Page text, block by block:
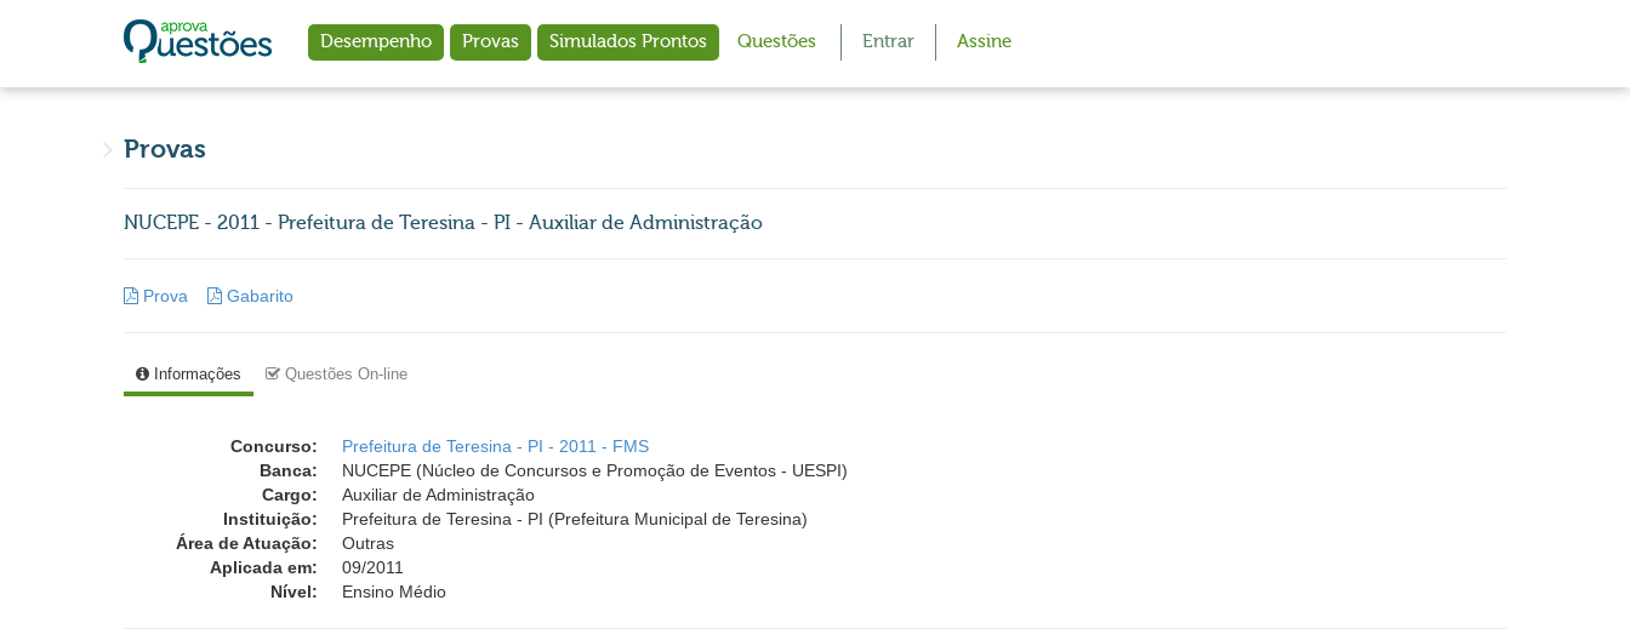
Desempenho Provas Simulados Prontos Questões Entrar Assine
Provas
NUCEPE - 2011 - Prefeitura de Teresina - PI - Auxiliar de Administração
Prova Gabarito
Informações Questões On-line
Concurso:
Prefeitura de Teresina - PI - 2011 - FMS
Banca:
NUCEPE (Núcleo de Concursos e Promoção de Eventos - UESPI)
Cargo:
Auxiliar de Administração
Instituição:
Prefeitura de Teresina - PI (Prefeitura Municipal de Teresina)
Área de Atuação:
Outras
Aplicada em:
09/2011
Nível:
Ensino Médio